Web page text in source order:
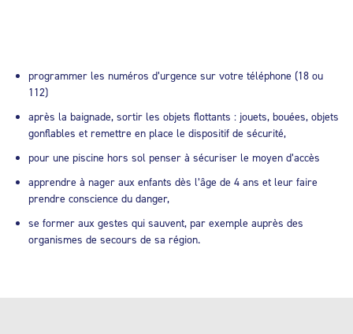
programmer les numéros d’urgence sur votre téléphone (18 ou
112)
après la baignade, sortir les objets flottants : jouets, bouées, objets
gonflables et remettre en place le dispositif de sécurité,
pour une piscine hors sol penser à sécuriser le moyen d’accès
apprendre à nager aux enfants dès l’âge de 4 ans et leur faire
prendre conscience du danger,
se former aux gestes qui sauvent, par exemple auprès des
organismes de secours de sa région.